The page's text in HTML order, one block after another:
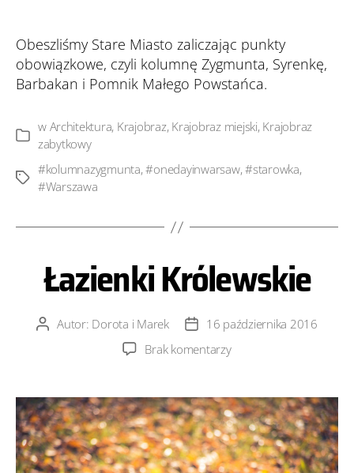
Obeszliśmy Stare Miasto zaliczając punkty
obowiązkowe, czyli kolumnę Zygmunta, Syrenkę,
Barbakan i Pomnik Małego Powstańca.
Kategorie
w Architektura, Krajobraz, Krajobraz miejski, Krajobraz
zabytkowy
Tagi
#kolumnazygmunta,#onedayinwarsaw,#starowka,
#Warszawa
Łazienki Królewskie
AutorAutor: Dorota i Marek
Data
wpisu
16 października 2016
Brak komentarzydo